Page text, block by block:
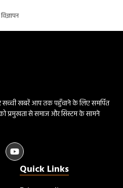
विज्ञापन
सच्ची खबरें आप तक पहुँचाने के लिए समर्पित
प्रमुखता से समाज और सिस्टम के सामने
Quick Links